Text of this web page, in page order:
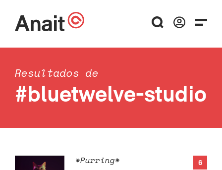
Resultados de
#bluetwelve-studio
6
*Purring*